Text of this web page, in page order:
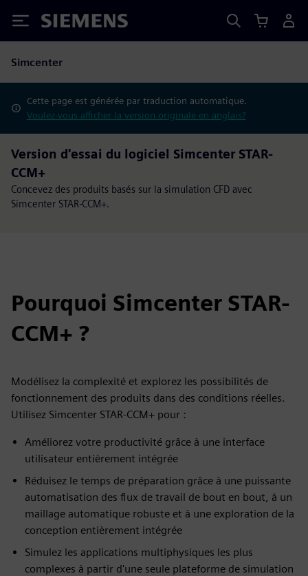
Siemens
Simcenter
Cette page est générée par traduction automatique.
Voulez-vous afficher la version originale en anglais?
Version d'essai du logiciel Simcenter STAR-
CCM+
Concevez des produits basés sur la simulation CFD avec
Simcenter STAR-CCM+.
Pourquoi Simcenter STAR-
CCM+ ?
Modélisez la complexité et explorez les possibilités de
fonctionnement des produits dans des conditions réelles.
Utilisez Simcenter STAR-CCM+ pour :
Améliorez votre productivité grâce à une interface
utilisateur entièrement intégrée
Réduisez le temps de préparation grâce à une puissante
automatisation des flux de travail de bout en bout, à un
maillage automatique robuste et à une exploration de la
conception entièrement intégrée
Simulez les applications multiphysiques les plus
complexes à partir d'une seule plateforme de simulation